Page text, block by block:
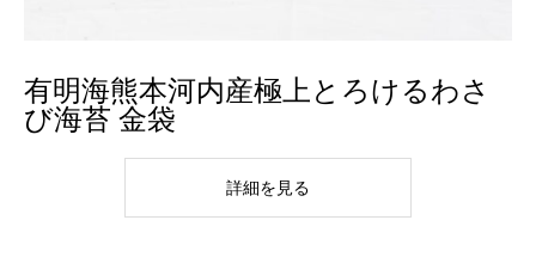
有明海熊本河内産極上とろけるわさ
び海苔 金袋
詳細を見る